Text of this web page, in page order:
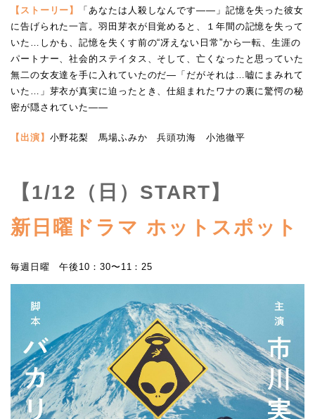
【ストーリー】
「あなたは人殺しなんです――」記憶を失った彼女
に告げられた一言。羽田芽衣が目覚めると、１年間の記憶を失って
いた…しかも、記憶を失くす前の“冴えない日常”から一転、生涯の
パートナー、社会的ステイタス、そして、亡くなったと思っていた
無二の女友達を手に入れていたのだ―「だがそれは…嘘にまみれて
いた…」芽衣が真実に迫ったとき、仕組まれたワナの裏に驚愕の秘
密が隠されていた――
【出演】 小野花梨 馬場ふみか 兵頭功海 小池徹平
【1/12（日）START】
新日曜ドラマ ホットスポット
毎週日曜 午後10：30〜11：25